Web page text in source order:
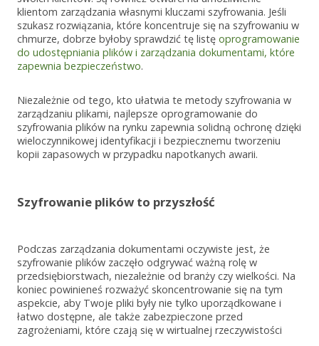
klientom zarządzania własnymi kluczami szyfrowania. Jeśli
szukasz rozwiązania, które koncentruje się na szyfrowaniu w
chmurze, dobrze byłoby sprawdzić tę listę oprogramowanie
do udostępniania plików i zarządzania dokumentami, które
zapewnia bezpieczeństwo.
Niezależnie od tego, kto ułatwia te metody szyfrowania w
zarządzaniu plikami, najlepsze oprogramowanie do
szyfrowania plików na rynku zapewnia solidną ochronę dzięki
wieloczynnikowej identyfikacji i bezpiecznemu tworzeniu
kopii zapasowych w przypadku napotkanych awarii.
Szyfrowanie plików to przyszłość
Podczas zarządzania dokumentami oczywiste jest, że
szyfrowanie plików zaczęło odgrywać ważną rolę w
przedsiębiorstwach, niezależnie od branży czy wielkości. Na
koniec powinieneś rozważyć skoncentrowanie się na tym
aspekcie, aby Twoje pliki były nie tylko uporządkowane i
łatwo dostępne, ale także zabezpieczone przed
zagrożeniami, które czają się w wirtualnej rzeczywistości